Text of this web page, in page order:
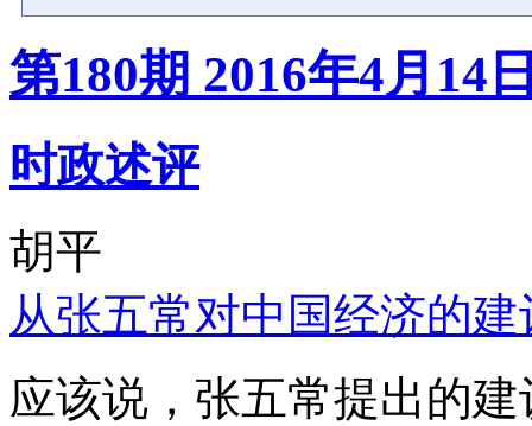
第180期 2016年4月14
时政述评
胡平
从张五常对中国经济的
应该说，张五常提出的